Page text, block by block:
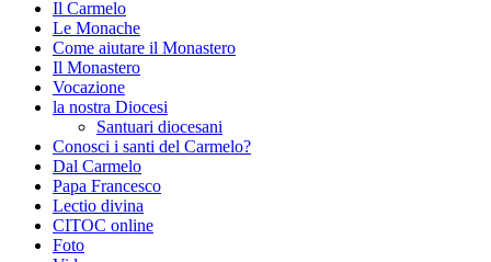
Il Carmelo
Le Monache
Come aiutare il Monastero
Il Monastero
Vocazione
la nostra Diocesi
Santuari diocesani
Conosci i santi del Carmelo?
Dal Carmelo
Papa Francesco
Lectio divina
CITOC online
Foto